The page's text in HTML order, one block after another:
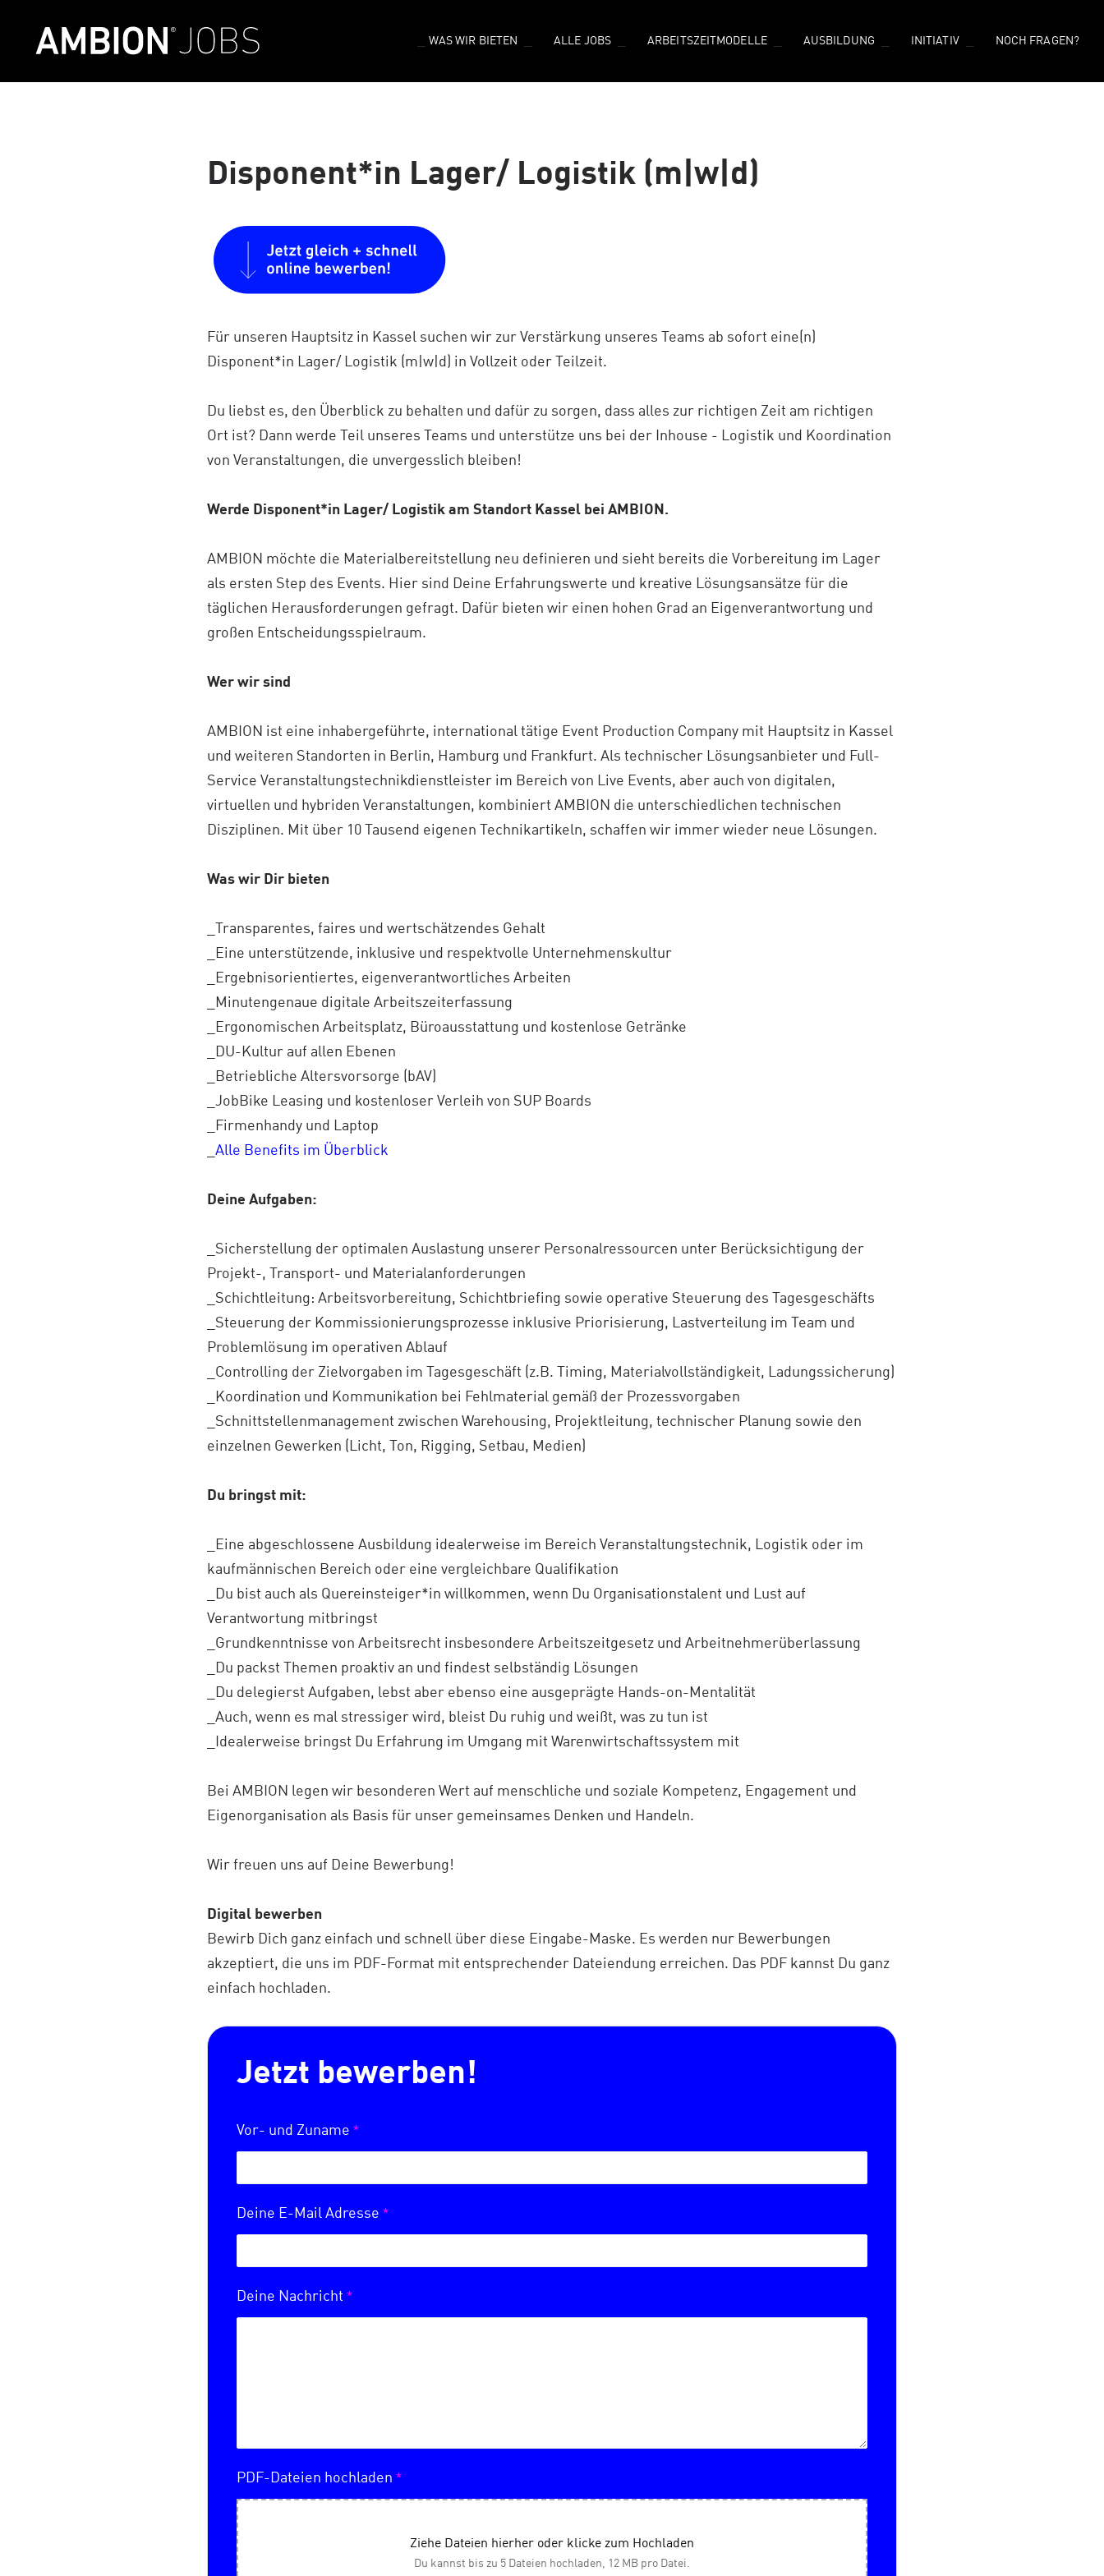
WAS WIR BIETEN ALLE JOBS ARBEITSZEITMODELLE AUSBILDUNG INITIATIV NOCH FRAGEN?
Disponent*in Lager/ Logistik (m|w|d)
Für unseren Hauptsitz in Kassel suchen wir zur Verstärkung unseres Teams ab sofort eine(n)
Disponent*in Lager/ Logistik (m|w|d) in Vollzeit oder Teilzeit.
Du liebst es, den Überblick zu behalten und dafür zu sorgen, dass alles zur richtigen Zeit am richtigen
Ort ist? Dann werde Teil unseres Teams und unterstütze uns bei der Inhouse - Logistik und Koordination
von Veranstaltungen, die unvergesslich bleiben!
Werde Disponent*in Lager/ Logistik am Standort Kassel bei AMBION.
AMBION möchte die Materialbereitstellung neu definieren und sieht bereits die Vorbereitung im Lager
als ersten Step des Events. Hier sind Deine Erfahrungswerte und kreative Lösungsansätze für die
täglichen Herausforderungen gefragt. Dafür bieten wir einen hohen Grad an Eigenverantwortung und
großen Entscheidungsspielraum.
Wer wir sind
AMBION ist eine inhabergeführte, international tätige Event Production Company mit Hauptsitz in Kassel
und weiteren Standorten in Berlin, Hamburg und Frankfurt. Als technischer Lösungsanbieter und Full-
Service Veranstaltungstechnikdienstleister im Bereich von Live Events, aber auch von digitalen,
virtuellen und hybriden Veranstaltungen, kombiniert AMBION die unterschiedlichen technischen
Disziplinen. Mit über 10 Tausend eigenen Technikartikeln, schaffen wir immer wieder neue Lösungen.
Was wir Dir bieten
_Transparentes, faires und wertschätzendes Gehalt
_Eine unterstützende, inklusive und respektvolle Unternehmenskultur
_Ergebnisorientiertes, eigenverantwortliches Arbeiten
_Minutengenaue digitale Arbeitszeiterfassung
_Ergonomischen Arbeitsplatz, Büroausstattung und kostenlose Getränke
_DU-Kultur auf allen Ebenen
_Betriebliche Altersvorsorge (bAV)
_JobBike Leasing und kostenloser Verleih von SUP Boards
_Firmenhandy und Laptop
_Alle Benefits im Überblick
Deine Aufgaben:
_Sicherstellung der optimalen Auslastung unserer Personalressourcen unter Berücksichtigung der
Projekt-, Transport- und Materialanforderungen
_Schichtleitung: Arbeitsvorbereitung, Schichtbriefing sowie operative Steuerung des Tagesgeschäfts
_Steuerung der Kommissionierungsprozesse inklusive Priorisierung, Lastverteilung im Team und
Problemlösung im operativen Ablauf
_Controlling der Zielvorgaben im Tagesgeschäft (z.B. Timing, Materialvollständigkeit, Ladungssicherung)
_Koordination und Kommunikation bei Fehlmaterial gemäß der Prozessvorgaben
_Schnittstellenmanagement zwischen Warehousing, Projektleitung, technischer Planung sowie den
einzelnen Gewerken (Licht, Ton, Rigging, Setbau, Medien)
Du bringst mit:
_Eine abgeschlossene Ausbildung idealerweise im Bereich Veranstaltungstechnik, Logistik oder im
kaufmännischen Bereich oder eine vergleichbare Qualifikation
_Du bist auch als Quereinsteiger*in willkommen, wenn Du Organisationstalent und Lust auf
Verantwortung mitbringst
_Grundkenntnisse von Arbeitsrecht insbesondere Arbeitszeitgesetz und Arbeitnehmerüberlassung
_Du packst Themen proaktiv an und findest selbständig Lösungen
_Du delegierst Aufgaben, lebst aber ebenso eine ausgeprägte Hands-on-Mentalität
_Auch, wenn es mal stressiger wird, bleist Du ruhig und weißt, was zu tun ist
_Idealerweise bringst Du Erfahrung im Umgang mit Warenwirtschaftssystem mit
Bei AMBION legen wir besonderen Wert auf menschliche und soziale Kompetenz, Engagement und
Eigenorganisation als Basis für unser gemeinsames Denken und Handeln.
Wir freuen uns auf Deine Bewerbung!
Digital bewerben
Bewirb Dich ganz einfach und schnell über diese Eingabe-Maske. Es werden nur Bewerbungen
akzeptiert, die uns im PDF-Format mit entsprechender Dateiendung erreichen. Das PDF kannst Du ganz
einfach hochladen.
Jetzt bewerben!
Vor- und Zuname*
Deine E-Mail Adresse*
Deine Nachricht*
PDF-Dateien hochladen*
Ziehe Dateien hierher oder klicke zum Hochladen
Du kannst bis zu 5 Dateien hochladen, 12 MB pro Datei.